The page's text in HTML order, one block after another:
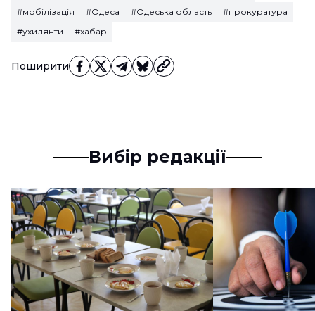
Поширити
#мобілізація #Одеса #Одеська область
#прокуратура
#ухилянти
#хабар
Вибір редакції